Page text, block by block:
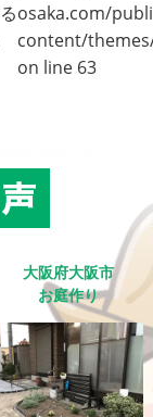
るosaka.com/
content/
on line 63
大阪府大阪市
お庭作り